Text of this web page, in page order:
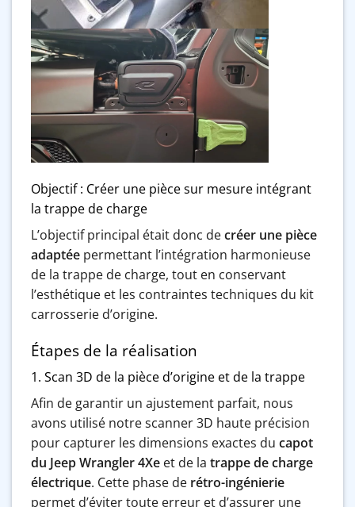
Objectif : Créer une pièce sur mesure intégrant
la trappe de charge
L’objectif principal était donc decréer une pièce
adaptée permettant l’intégration harmonieuse
de la trappe de charge, tout en conservant
l’esthétique et les contraintes techniques du kit
carrosserie d’origine.
Étapes de la réalisation
1. Scan 3D de la pièce d’origine et de la trappe
Afin de garantir un ajustement parfait, nous
avons utilisé notre scanner 3D haute précision
pour capturer les dimensions exactes du capot
du Jeep Wrangler 4Xe et de la trappe de charge
électrique. Cette phase de rétro-ingénierie
permet d’éviter toute erreur et d’assurer une